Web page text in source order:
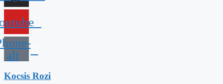
alt
Kocsis Rozi